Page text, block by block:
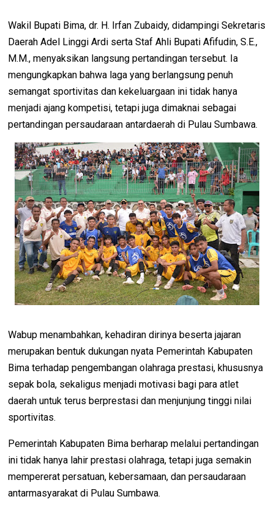
Wakil Bupati Bima, dr. H. Irfan Zubaidy, didampingi Sekretaris
Daerah Adel Linggi Ardi serta Staf Ahli Bupati Afifudin, S.E.,
M.M., menyaksikan langsung pertandingan tersebut. Ia
mengungkapkan bahwa laga yang berlangsung penuh
semangat sportivitas dan kekeluargaan ini tidak hanya
menjadi ajang kompetisi, tetapi juga dimaknai sebagai
pertandingan persaudaraan antardaerah di Pulau Sumbawa.
Wabup menambahkan, kehadiran dirinya beserta jajaran
merupakan bentuk dukungan nyata Pemerintah Kabupaten
Bima terhadap pengembangan olahraga prestasi, khususnya
sepak bola, sekaligus menjadi motivasi bagi para atlet
daerah untuk terus berprestasi dan menjunjung tinggi nilai
sportivitas.
Pemerintah Kabupaten Bima berharap melalui pertandingan
ini tidak hanya lahir prestasi olahraga, tetapi juga semakin
mempererat persatuan, kebersamaan, dan persaudaraan
antarmasyarakat di Pulau Sumbawa.